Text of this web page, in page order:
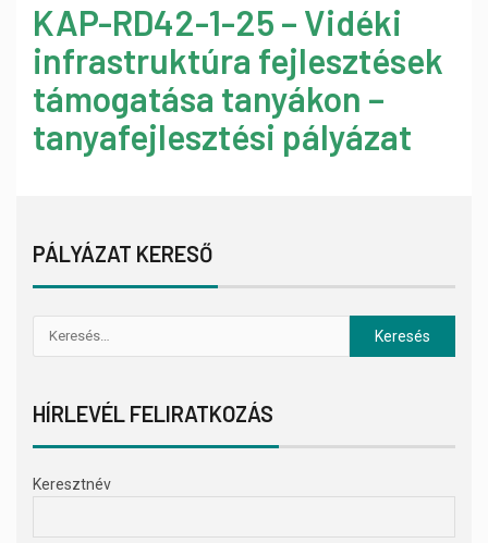
KAP-RD42-1-25 – Vidéki
infrastruktúra fejlesztések
támogatása tanyákon –
tanyafejlesztési pályázat
PÁLYÁZAT KERESŐ
HÍRLEVÉL FELIRATKOZÁS
Keresztnév